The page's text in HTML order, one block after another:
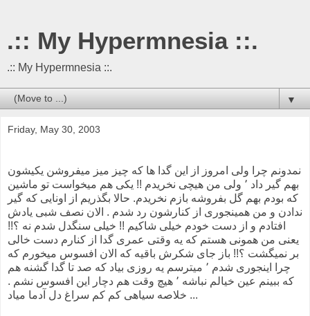
.:: My Hypermnesia ::.
.:: My Hypermnesia ::.
▼
Friday, May 30, 2003
نمدونم چرا ولی امروز از این گدا ها که چیز میز میفروشن یکیشون
بهم گیر داد ٬ ولی من هیچی نخریدم !! یکی هم میخواست تو ماشین
که بودم بهم گل بفروشه بازم نخریدم. حالا بگذریم از اونایی که گیر
ندادن و من همینجوری از کنارشون رد شدم . الان نصف شبی یادش
افتادم و از دست خودم خیلی شاکیم !! خیلی سنگدل شدم نه ؟!!
یعنی من همونی هستم که یه وقتی عمری گدا از کنارم دست خالی
بر نمیگشت ؟!! باز جای شکرش باقیه که الان افسوس میخورم که
چرا اینجوری شدم ٬ میترسم یه روزی بیاد که صد تا گدا گشنه هم
که ببینم عین خیالم نباشه ٬ هیچ وقت هم دچار این افسوس نشم .
خلاصه سیاهی کم کم سراغ دل آدما میاد ...